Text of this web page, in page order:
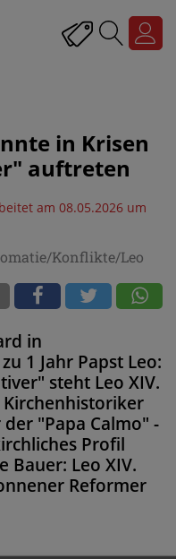
in Krisen
auftreten
am 08.05.2026 um
Konflikte/Leo
in
1 Jahr Papst Leo:
steht Leo XIV.
"Papa Calmo" -
Profil
Bauer: Leo XIV.
Reformer